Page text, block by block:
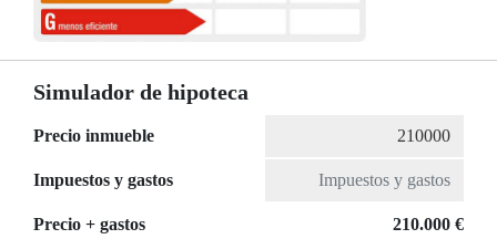
Simulador de hipoteca
Precio inmueble
Impuestos y gastos
Precio + gastos 210.000 €